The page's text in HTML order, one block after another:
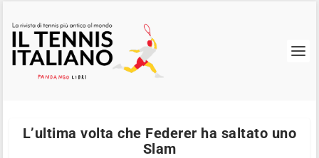
L’ultima volta che Federer ha saltato uno
Slam